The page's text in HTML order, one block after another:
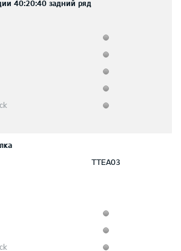
40:20:40 задний ряд
TTEA03